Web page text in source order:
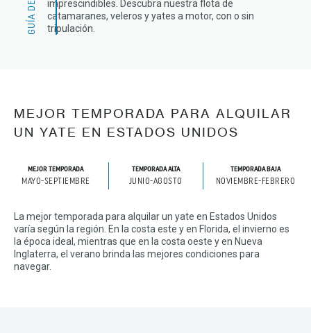
imprescindibles. Descubra nuestra flota de
catamaranes, veleros y yates a motor, con o sin
tripulación.
MEJOR TEMPORADA PARA ALQUILAR
UN YATE EN ESTADOS UNIDOS
MEJOR TEMPORADA
MAYO-SEPTIEMBRE
TEMPORADA ALTA
JUNIO-AGOSTO
TEMPORADA BAJA
NOVIEMBRE-FEBRERO
La mejor temporada para alquilar un yate en Estados Unidos
varía según la región. En la costa este y en Florida, el invierno es
la época ideal, mientras que en la costa oeste y en Nueva
Inglaterra, el verano brinda las mejores condiciones para
navegar.